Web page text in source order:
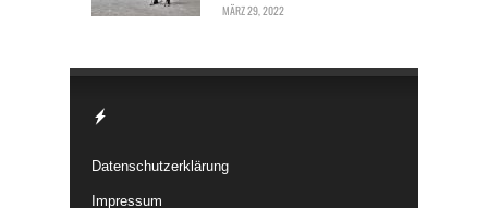
MÄRZ 29, 2022
Datenschutzerklärung
Impressum